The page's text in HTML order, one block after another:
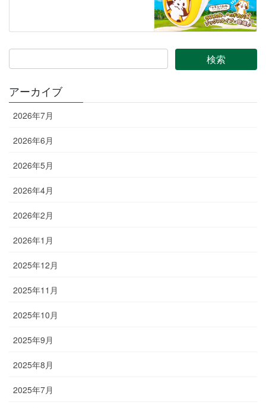
アーカイブ
2026年7月
2026年6月
2026年5月
2026年4月
2026年2月
2026年1月
2025年12月
2025年11月
2025年10月
2025年9月
2025年8月
2025年7月